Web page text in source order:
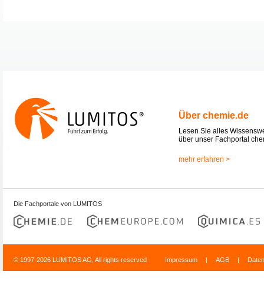
Über chemie.de
Lesen Sie alles
über unser Fachportal
mehr erfahren >
Die Fachportale von LUMITOS
© 1997-2026 LUMITOS AG, All rights reserved Impressum | AGB |